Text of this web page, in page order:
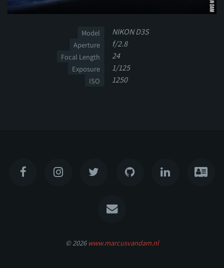
Model NIKON D3S
Aperture f/2.8
Focal Length 24
Exposure 1/125
ISO 1250
© 2026 www.marcusvandam.nl